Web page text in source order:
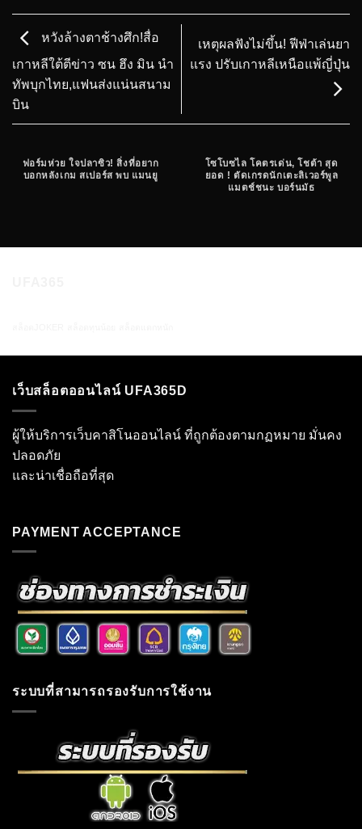
หวังล้างตาช้างศึก!สื่อ
เกาหลีใต้ตีข่าว ซน ฮึง มิน นำ
ทัพบุกไทย,แฟนส่งแน่นสนาม
บิน
เหตุผลฟังไม่ขึ้น! ฟีฟ่าเล่นยา
แรง ปรับเกาหลีเหนือแพ้ญี่ปุ่น
ฟอร์มห่วย ใจปลาซิว! สิ่งที่อยาก
บอกหลังเกม สเปอร์ส พบ แมนยู
โซโบซไล โคตรเด่น, โชต้า สุด
ยอด ! ตัดเกรดนักเตะลิเวอร์พูล
แมตช์ชนะ บอร์นมัธ
เว็บสล็อตออนไลน์ UFA365D
ผู้ให้บริการเว็บคาสิโนออนไลน์ ที่ถูกต้องตามกฏหมาย มั่นคง
ปลอดภัย
และน่าเชื่อถือที่สุด
PAYMENT ACCEPTANCE
ระบบที่สามารถรองรับการใช้งาน